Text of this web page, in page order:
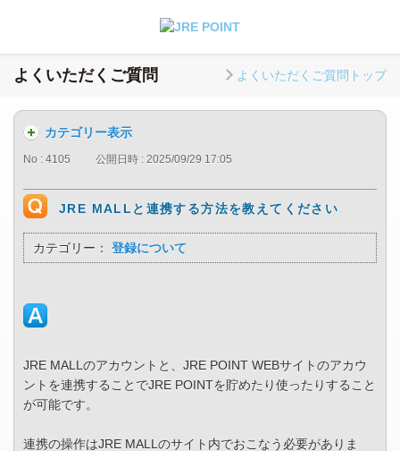
よくいただくご質問 よくいただくご質問トップ
カテゴリー表示
No : 4105 公開日時 : 2025/09/29 17:05
JRE MALLと連携する方法を教えてください
カテゴリー： 登録について
JRE MALLのアカウントと、JRE POINT WEBサイトのアカウ
ントを連携することでJRE POINTを貯めたり使ったりすること
が可能です。
連携の操作はJRE MALLのサイト内でおこなう必要がありま